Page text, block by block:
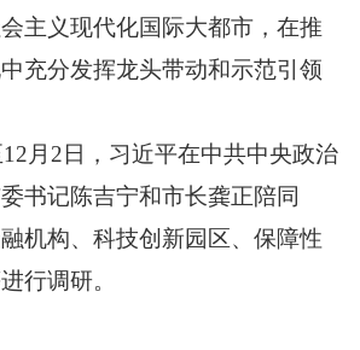
主义现代化国际大都市，在推
充分发挥龙头带动和示范引领
2日，习近平在中共中央政治
书记陈吉宁和市长龚正陪同
机构、科技创新园区、保障性
行调研。